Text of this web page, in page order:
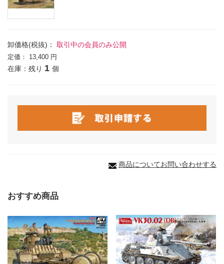
卸価格(税抜)： 取引中の会員のみ公開
定価： 13,400 円
在庫：残り 1 個
商品についてお問い合わせする
おすすめ商品